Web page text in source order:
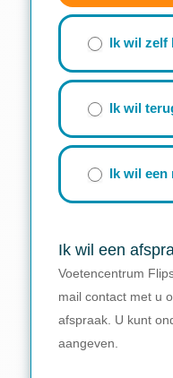
Ik wil zelf
Ik wil
Ik wil
Ik wil een
Voetencentrum
mail contact met u
afspraak. U kunt
aangeven.